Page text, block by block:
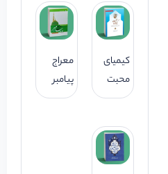
کیمیای
محبت
معراج
پیامبر